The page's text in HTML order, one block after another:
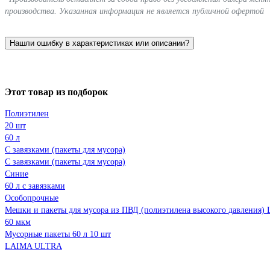
производства. Указанная информация не является публичной офертой
Нашли ошибку в характеристиках или описании?
Этот товар из подборок
Полиэтилен
20 шт
60 л
С завязками (пакеты для мусора)
С завязками (пакеты для мусора)
Синие
60 л с завязками
Особопрочные
Мешки и пакеты для мусора из ПВД (полиэтилена высокого
60 мкм
Мусорные пакеты 60 л 10 шт
LAIMA ULTRA